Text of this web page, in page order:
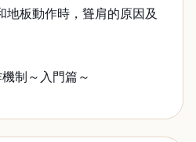
板動作時，聳肩的原因及
制～入門篇～